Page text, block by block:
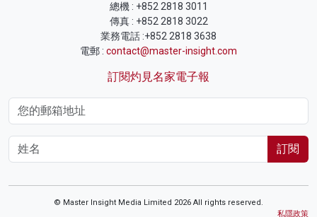
總機 : +852 2818 3011
傳真 : +852 2818 3022
業務電話 :+852 2818 3638
電郵 : contact@master-insight.com
訂閱灼見名家電子報
訂閱
© Master Insight Media Limited 2026 All rights reserved.
私隱政策